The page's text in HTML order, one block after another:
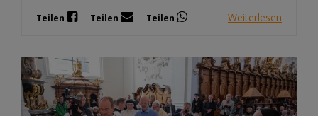
Teilen Teilen Teilen Weiterlesen